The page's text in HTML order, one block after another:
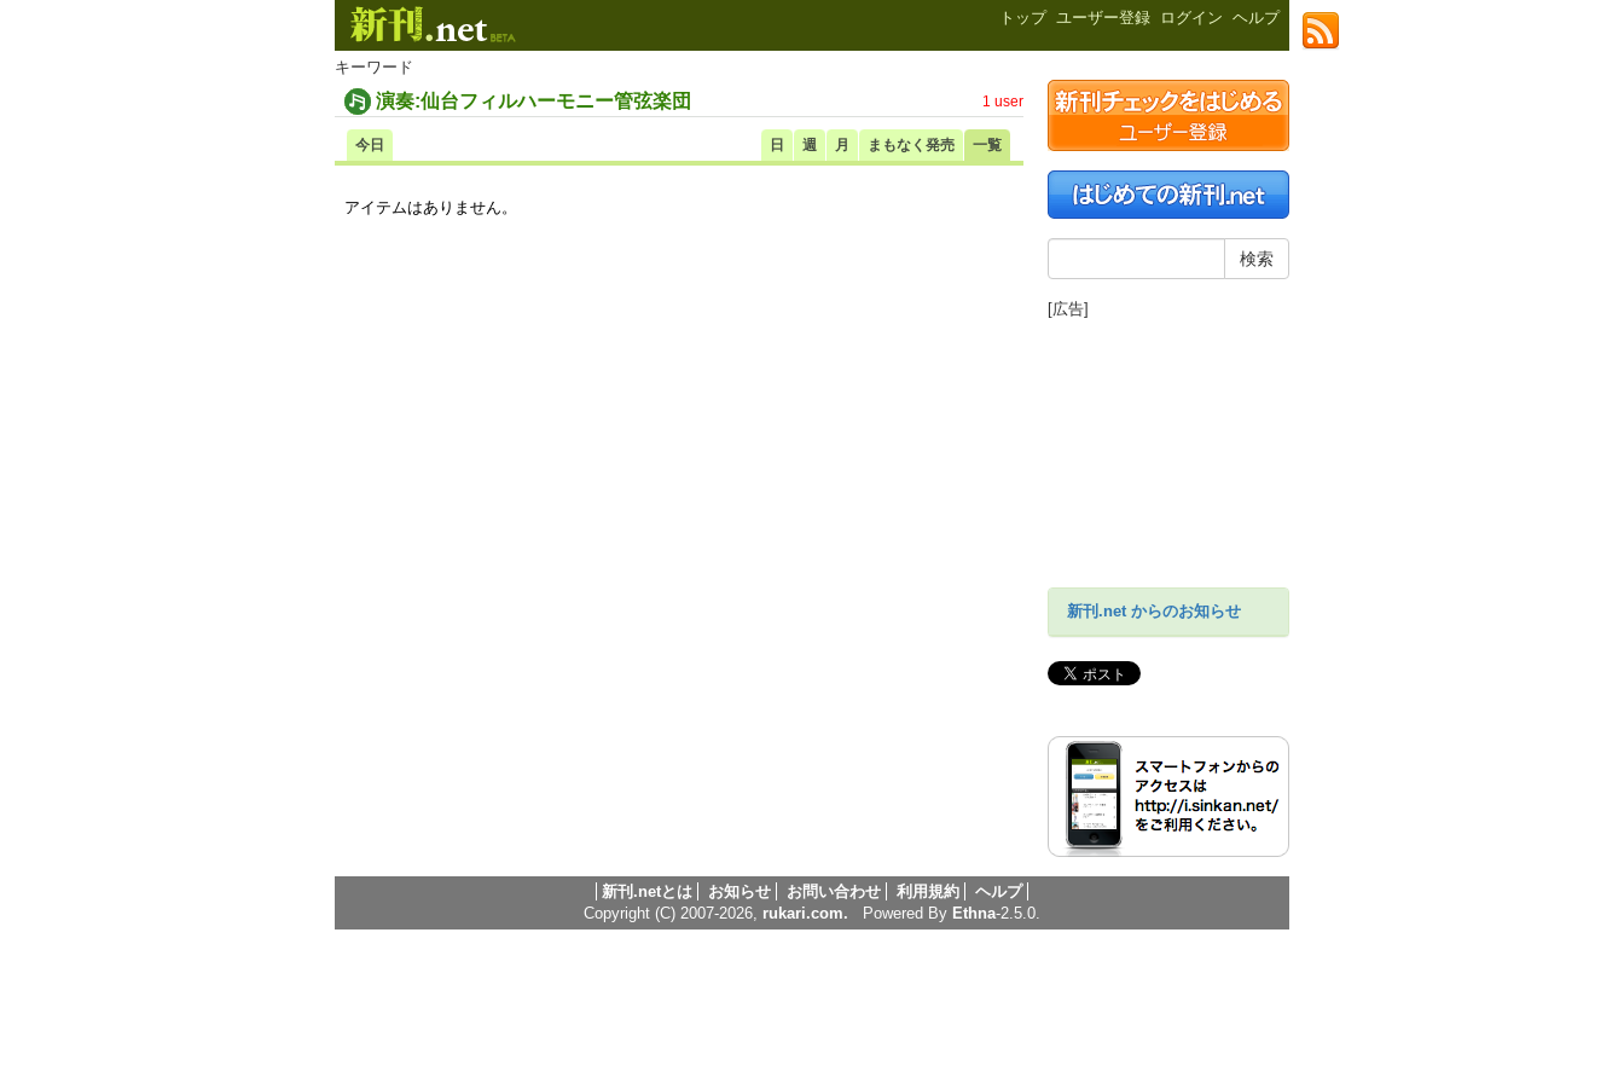
トップ ユーザー登録 ログイン ヘルプ
キーワード
演奏:仙台フィルハーモニー管弦楽団 1 user
日 週 月 まもなく発売 一覧
今日
アイテムはありません。
[広告]
新刊.net からのお知らせ
新刊.netとは お知らせ お問い合わせ 利用規約
ヘルプ
Copyright (C) 2007-2026, rukari.com. Powered By Ethna-2.5.0.